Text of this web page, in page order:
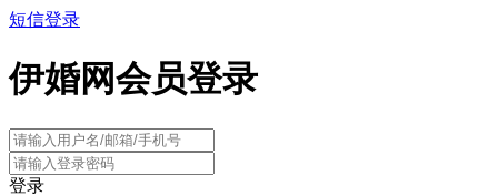
短信登录
伊婚网会员登录
登录